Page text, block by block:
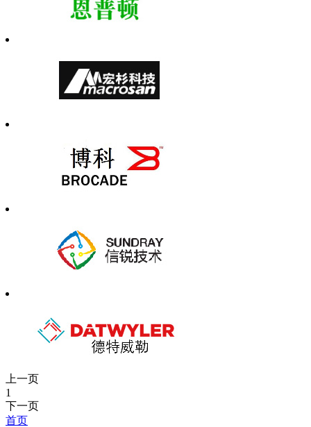
上一页
1
下一页
首页